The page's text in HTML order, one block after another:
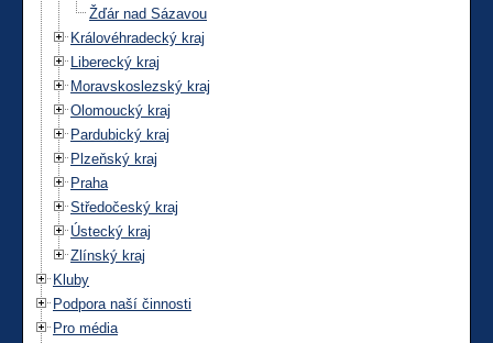
Žďár nad Sázavou
Královéhradecký kraj
Liberecký kraj
Moravskoslezský kraj
Olomoucký kraj
Pardubický kraj
Plzeňský kraj
Praha
Středočeský kraj
Ústecký kraj
Zlínský kraj
Kluby
Podpora naší činnosti
Pro média